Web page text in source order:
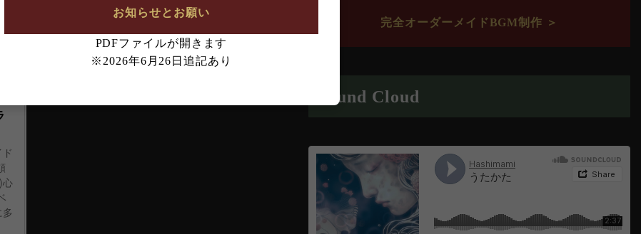
完全オーダーメイドBGM制作 ＞
Sound Cloud
お知らせとお願い
PDFファイルが開きます
※2026年6月26日追記あり